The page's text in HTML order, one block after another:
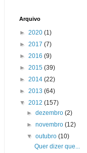
Arquivo
► 2020 (1)
► 2017 (7)
► 2016 (9)
► 2015 (39)
► 2014 (22)
► 2013 (64)
▼ 2012 (157)
►dezembro(2)
►novembro(12)
▼outubro(10)
Quer dizer que...